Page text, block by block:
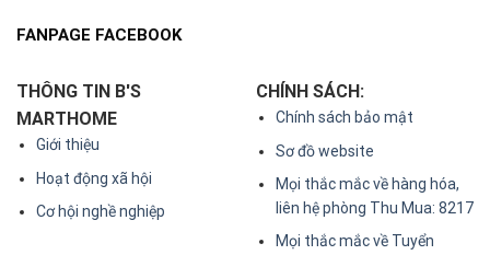
FANPAGE FACEBOOK
THÔNG TIN B'S
MARTHOME
Giới thiệu
Hoạt động xã hội
Cơ hội nghề nghiệp
CHÍNH SÁCH:
Chính sách bảo mật
Sơ đồ website
Mọi thắc mắc về hàng hóa,
liên hệ phòng Thu Mua: 8217
Mọi thắc mắc về Tuyển